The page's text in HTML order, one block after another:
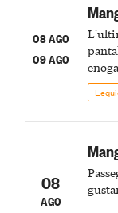
08 AGO
09 AGO
08
AGO